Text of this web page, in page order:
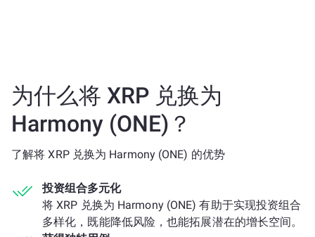
为什么将 XRP 兑换为
Harmony (ONE)？
了解将 XRP 兑换为 Harmony (ONE) 的优势
投资组合多元化
将 XRP 兑换为 Harmony (ONE) 有助于实现投资组合
多样化，既能降低风险，也能拓展潜在的增长空间。